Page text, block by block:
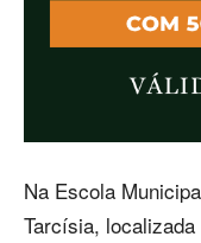
Na Escola
Tarcísia,